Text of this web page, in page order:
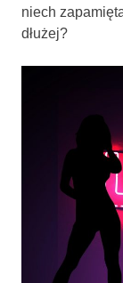
niech
dłużej?